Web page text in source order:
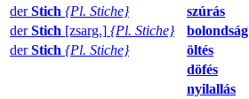
derStich {Pl. Stiche} szúrás
derStich [zsarg.] {Pl. Stiche} bolondság
derStich {Pl. Stiche} öltés
döfés
nyilallás